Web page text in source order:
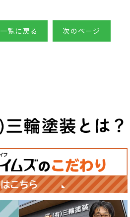
一覧に戻る 次のページ